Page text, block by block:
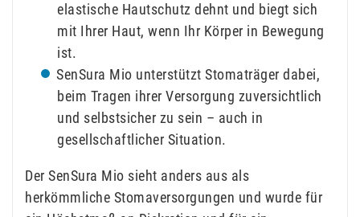
elastische Hautschutz dehnt und biegt sich
mit Ihrer Haut, wenn Ihr Körper in Bewegung
ist.
SenSura Mio unterstützt Stomaträger dabei,
beim Tragen ihrer Versorgung zuversichtlich
und selbstsicher zu sein – auch in
gesellschaftlicher Situation.
Der SenSura Mio sieht anders aus als
herkömmliche Stomaversorgungen und wurde für